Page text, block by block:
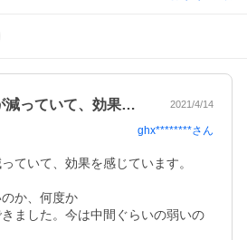
いつのまにか、毛が減っていて、効果を感… 2021/4/14
ghx********さん
ていて、効果を感じています。
か、何度か
ました。今は中間ぐらいの弱いの